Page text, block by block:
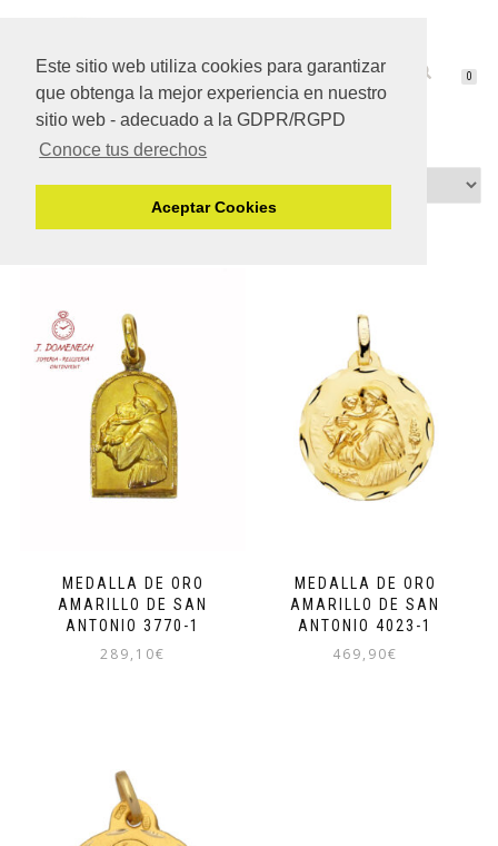
Este sitio web utiliza cookies para garantizar
que obtenga la mejor experiencia en nuestro
sitio web - adecuado a la GDPR/RGPD
Conoce tus derechos
Aceptar Cookies
CAMBIAR
NAVEGACIÓN
0
MEDALLA DE ORO
AMARILLO DE SAN
ANTONIO 3770-1
289,10€
MEDALLA DE ORO
AMARILLO DE SAN
ANTONIO 4023-1
469,90€